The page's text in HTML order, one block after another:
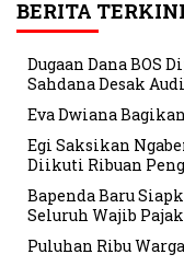
BERITA TERKINI
Dugaan Dana BOS
Sahdana Desak
Eva Dwiana
Egi Saksikan
Diikuti Ribuan
Bapenda Baru
Seluruh Wajib
Puluhan Ribu